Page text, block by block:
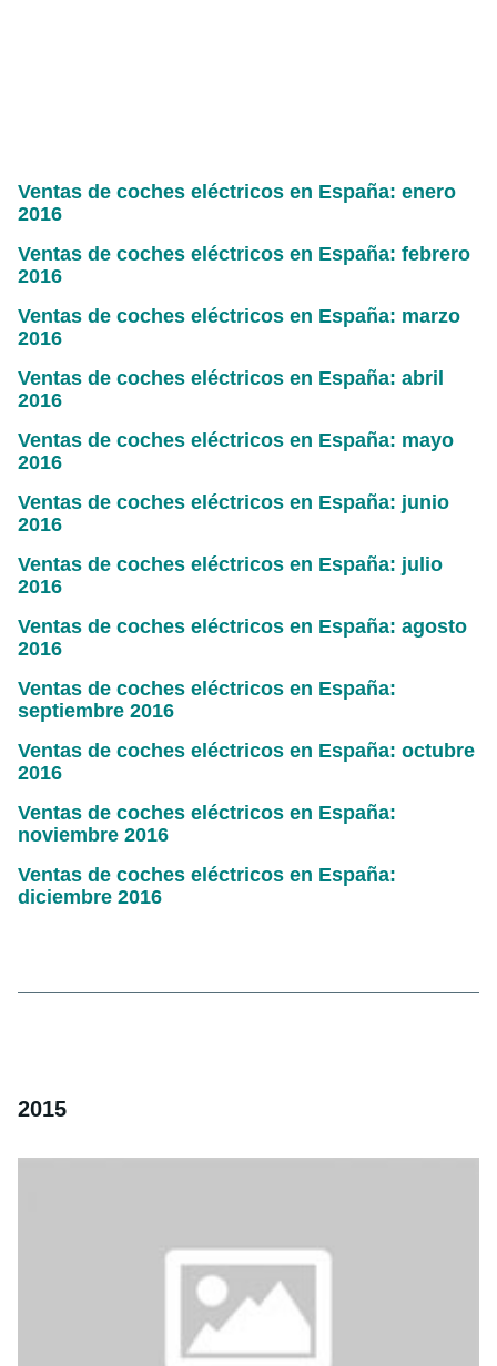
Ventas de coches eléctricos en España: enero
2016
Ventas de coches eléctricos en España: febrero
2016
Ventas de coches eléctricos en España: marzo
2016
Ventas de coches eléctricos en España: abril
2016
Ventas de coches eléctricos en España: mayo
2016
Ventas de coches eléctricos en España: junio
2016
Ventas de coches eléctricos en España: julio
2016
Ventas de coches eléctricos en España: agosto
2016
Ventas de coches eléctricos en España:
septiembre 2016
Ventas de coches eléctricos en España: octubre
2016
Ventas de coches eléctricos en España:
noviembre 2016
Ventas de coches eléctricos en España:
diciembre 2016
2015